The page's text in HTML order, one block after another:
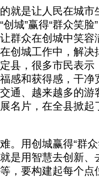
是让人民在城市
城”赢得“群众笑
群众在创城中笑容
创城工作中，解决
县，很多市民表示
感和获得感，干净
通、越来越多的
名片，在全县掀起
用创城赢得“群众
就是用智慧去创新
，要构建起每个点